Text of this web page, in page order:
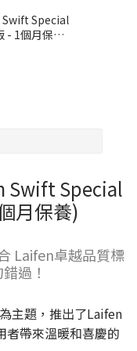
Swift Special
- 1個月保養/
Swift Special
月保養)
Laifen卓越品質標
過！
主題，推出了Laifen
帶來溫暖和喜慶的